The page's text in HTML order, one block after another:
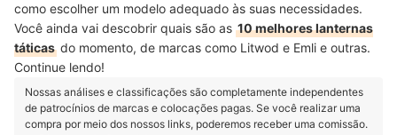
como escolher um modelo adequado às suas necessidades.
Você ainda vai descobrir quais são as 10 melhores lanternas
táticas do momento, de marcas como Litwod e Emli e outras.
Continue lendo!
Nossas análises e classificações são completamente independentes
de patrocínios de marcas e colocações pagas. Se você realizar uma
compra por meio dos nossos links, poderemos receber uma comissão.